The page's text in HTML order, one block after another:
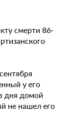
смерти 86-
у его
дня домой
не нашел его